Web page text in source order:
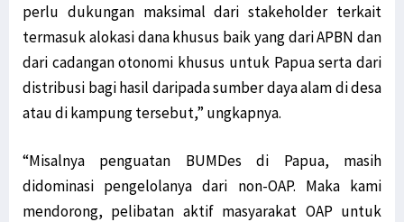
perlu dukungan maksimal dari stakeholder terkait
termasuk alokasi dana khusus baik yang dari APBN dan
dari cadangan otonomi khusus untuk Papua serta dari
distribusi bagi hasil daripada sumber daya alam di desa
atau di kampung tersebut,” ungkapnya.
“Misalnya penguatan BUMDes di Papua, masih
didominasi pengelolanya dari non-OAP. Maka kami
mendorong, pelibatan aktif masyarakat OAP untuk